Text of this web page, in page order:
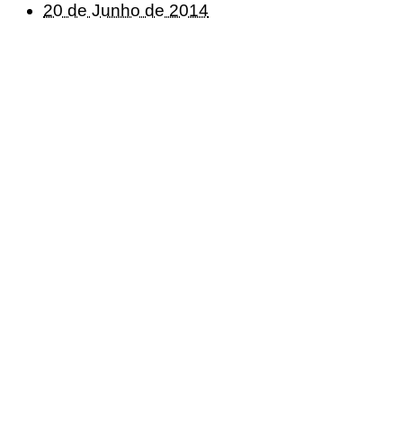
20 de Junho de 2014